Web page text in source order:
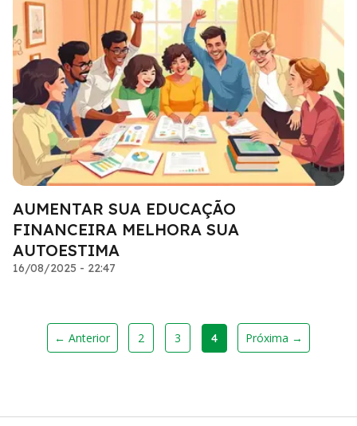
AUMENTAR SUA EDUCAÇÃO
FINANCEIRA MELHORA SUA
AUTOESTIMA
16/08/2025 - 22:47
← Anterior 2 3 4 Próxima →